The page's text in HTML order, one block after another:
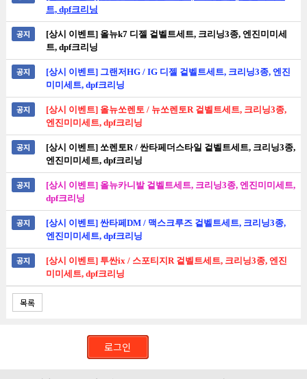
트, dpf크리닝
공지
[상시 이벤트] 올뉴k7 디젤 겉벨트세트, 크리닝3종, 엔진미미세
트, dpf크리닝
공지
[상시 이벤트] 그랜저HG / IG 디젤 겉벨트세트, 크리닝3종, 엔진
미미세트, dpf크리닝
공지
[상시 이벤트] 올뉴쏘렌토 / 뉴쏘렌토R 겉벨트세트, 크리닝3종,
엔진미미세트, dpf크리닝
공지
[상시 이벤트] 쏘렌토R / 싼타페더스타일 겉벨트세트, 크리닝3종,
엔진미미세트, dpf크리닝
공지
[상시 이벤트] 올뉴카니발 겉벨트세트, 크리닝3종, 엔진미미세트,
dpf크리닝
공지
[상시 이벤트] 싼타페DM / 맥스크루즈 겉벨트세트, 크리닝3종,
엔진미미세트, dpf크리닝
공지
[상시 이벤트] 투싼ix / 스포티지R 겉벨트세트, 크리닝3종, 엔진
미미세트, dpf크리닝
목록
로그인